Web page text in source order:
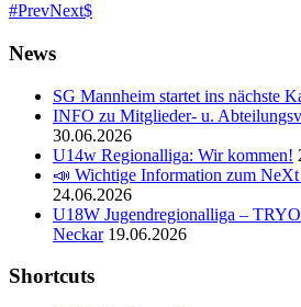
PrevNext
News
SG Mannheim startet ins nächste
INFO zu Mitglieder- u.
30.06.2026
U14w Regionalliga: Wir kommen!
📣 Wichtige Information zum
24.06.2026
U18W Jugendregionalliga –
Neckar 19.06.2026
Shortcuts